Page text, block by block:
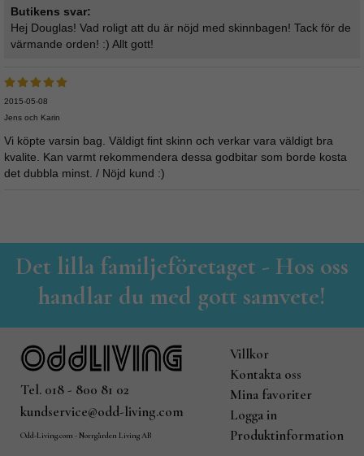
Butikens svar:
Hej Douglas! Vad roligt att du är nöjd med skinnbagen! Tack för de
värmande orden! :) Allt gott!
2015-05-08
Jens och Karin
Vi köpte varsin bag. Väldigt fint skinn och verkar vara väldigt bra
kvalite. Kan varmt rekommendera dessa godbitar som borde kosta
det dubbla minst. / Nöjd kund :)
Det lilla familjeföretaget - Hos oss
handlar du med gott samvete!
Tel. 018 - 800 81 02
kundservice@odd-living.com
Odd-Living.com - Norrgården Living AB
Villkor
Kontakta oss
Mina favoriter
Logga in
Produktinformation